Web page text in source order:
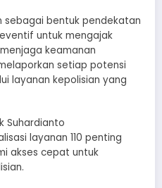
sebagai bentuk pendekatan
untuk mengajak
keamanan
setiap potensi
layanan kepolisian yang
Suhardianto
layanan 110 penting
akses cepat untuk